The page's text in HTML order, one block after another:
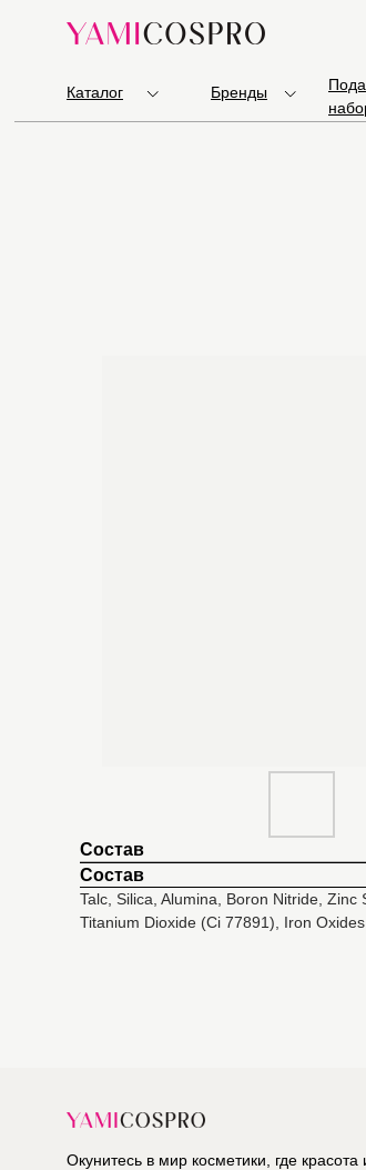
Каталог Бренды
Состав
Состав
Talc, Silica, Alumina, Boron Nitride,
Titanium Dioxide (Ci 77891), Iron
Окунитесь в мир косметики, где красота